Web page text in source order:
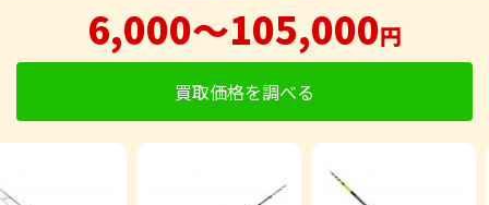
6,000〜105,000円
買取価格を調べる